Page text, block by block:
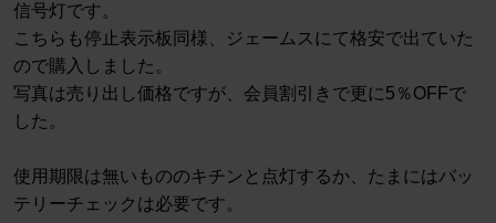
信号灯です。
こちらも停止表示板同様、ジェームスにて格安で出ていた
ので購入しました。
写真は売り出し価格ですが、会員割引きで更に5％OFFで
した。
使用期限は無いもののキチンと点灯するか、たまにはバッ
テリーチェックは必要です。